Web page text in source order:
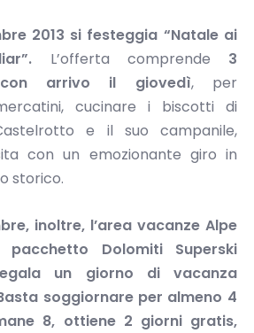
2013 si festeggia “Natale ai
L’offerta comprende 3
con arrivo il giovedì, per
cucinare i biscotti di
e il suo campanile,
con un emozionante giro in
storico.
inoltre, l’area vacanze Alpe
pacchetto DolomitiSuperski
un giorno di vacanza
soggiornare per almeno 4
8, ottiene 2 giorni gratis,